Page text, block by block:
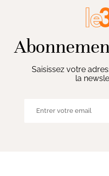
Saisissez votre
la